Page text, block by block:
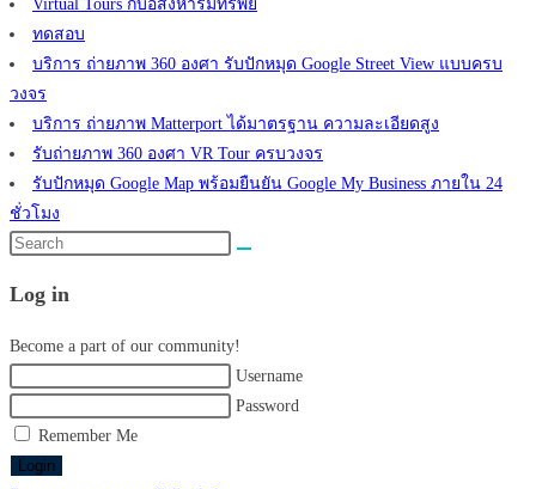
Virtual Tours กับอสังหาริมทรัพย์
ทดสอบ
บริการ ถ่ายภาพ 360 องศา รับปักหมุด Google Street View แบบครบ
วงจร
บริการ ถ่ายภาพ Matterport ได้มาตรฐาน ความละเอียดสูง
รับถ่ายภาพ 360 องศา VR Tour ครบวงจร
รับปักหมุด Google Map พร้อมยืนยัน Google My Business ภายใน 24
ชั่วโมง
Search
website
Log in
Become a part of our community!
Username
Password
Remember Me
Login